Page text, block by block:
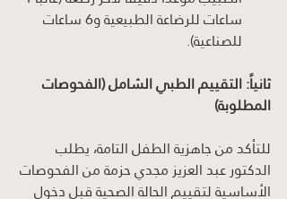
ساعات للرضاعة الطبيعية و6 ساعات
للصناعية).
ثانياً: التقييم الطبي الشامل (الفحوصات
المطلوبة)
للتأكد من جاهزية الطفل التامة، يطلب
الدكتور عبد العزيز مجدي حزمة من الفحوصات
الأساسية لتقييم الحالة الصحية قبل دخول